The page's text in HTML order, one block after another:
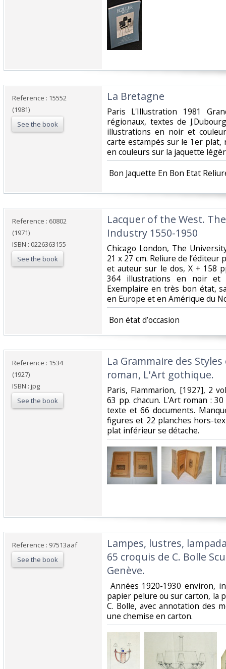
Reference : 15552
(1981)
See the book
‎La Bretagne‎
‎Paris L'Illustration 1981
régionaux, textes de
illustrations en noir et
carte estampés sur le 1er plat,
en couleurs sur la jaquette
Bon Jaquette En Bon Etat
Reference : 60802
(1971)
ISBN : 0226363155
See the book
‎Lacquer of the West.
Industry 1550-1950‎
‎Chicago London, The
21 x 27 cm. Reliure de
et auteur sur le dos, X + 158
364 illustrations en noir et
Exemplaire en très bon état,
en Europe et en Amérique du
‎ Bon état d’occasion ‎
Reference : 1534
(1927)
ISBN : jpg
See the book
‎La Grammaire des
roman, L'Art gothique.‎
‎Paris, Flammarion, [1927], 2
63 pp. chacun. L'Art roman :
texte et 66 documents.
figures et 22 planches hors-
plat inférieur se détache.‎
Reference : 97513aaf
See the book
‎Lampes, lustres,
65 croquis de C. Bolle
Genève.‎
Années 1920-1930 environ,
papier pelure ou sur carton, la
C. Bolle, avec annotation des
une chemise en carton.‎